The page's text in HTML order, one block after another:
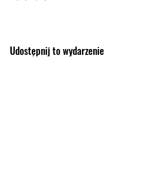
Udostępnij to wydarzenie